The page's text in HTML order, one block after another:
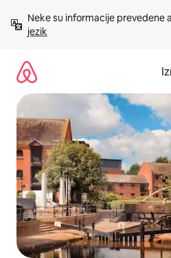
sadržaj
Neke su informacije prevedene
jezik